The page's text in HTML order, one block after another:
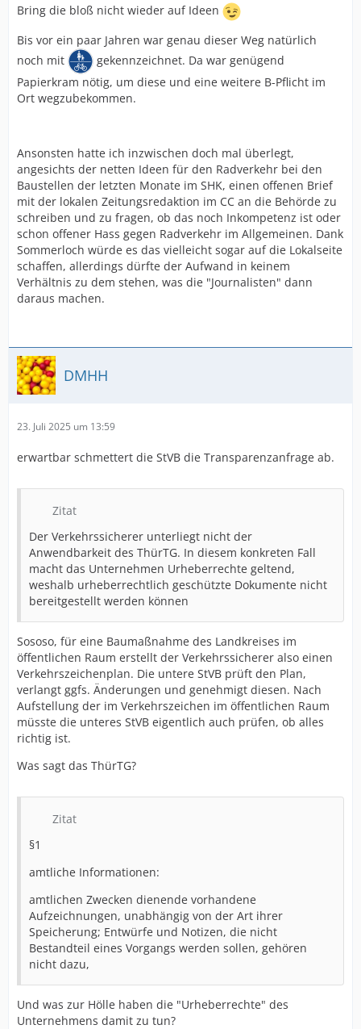
Bring die bloß nicht wieder auf Ideen
Bis vor ein paar Jahren war genau dieser Weg natürlich
noch mit
gekennzeichnet. Da war genügend
Papierkram nötig, um diese und eine weitere B-Pflicht im
Ort wegzubekommen.
Ansonsten hatte ich inzwischen doch mal überlegt,
angesichts der netten Ideen für den Radverkehr bei den
Baustellen der letzten Monate im SHK, einen offenen Brief
mit der lokalen Zeitungsredaktion im CC an die Behörde zu
schreiben und zu fragen, ob das noch Inkompetenz ist oder
schon offener Hass gegen Radverkehr im Allgemeinen. Dank
Sommerloch würde es das vielleicht sogar auf die Lokalseite
schaffen, allerdings dürfte der Aufwand in keinem
Verhältnis zu dem stehen, was die "Journalisten" dann
daraus machen.
DMHH
23. Juli 2025 um 13:59
erwartbar schmettert die StVB die Transparenzanfrage ab.
Zitat
Der Verkehrssicherer unterliegt nicht der
Anwendbarkeit des ThürTG. In diesem konkreten Fall
macht das Unternehmen Urheberrechte geltend,
weshalb urheberrechtlich geschützte Dokumente nicht
bereitgestellt werden können
Sososo, für eine Baumaßnahme des Landkreises im
öffentlichen Raum erstellt der Verkehrssicherer also einen
Verkehrszeichenplan. Die untere StVB prüft den Plan,
verlangt ggfs. Änderungen und genehmigt diesen. Nach
Aufstellung der im Verkehrszeichen im öffentlichen Raum
müsste die unteres StVB eigentlich auch prüfen, ob alles
richtig ist.
Was sagt das ThürTG?
Zitat
§1
amtliche Informationen:
amtlichen Zwecken dienende vorhandene
Aufzeichnungen, unabhängig von der Art ihrer
Speicherung; Entwürfe und Notizen, die nicht
Bestandteil eines Vorgangs werden sollen, gehören
nicht dazu,
Und was zur Hölle haben die "Urheberrechte" des
Unternehmens damit zu tun?